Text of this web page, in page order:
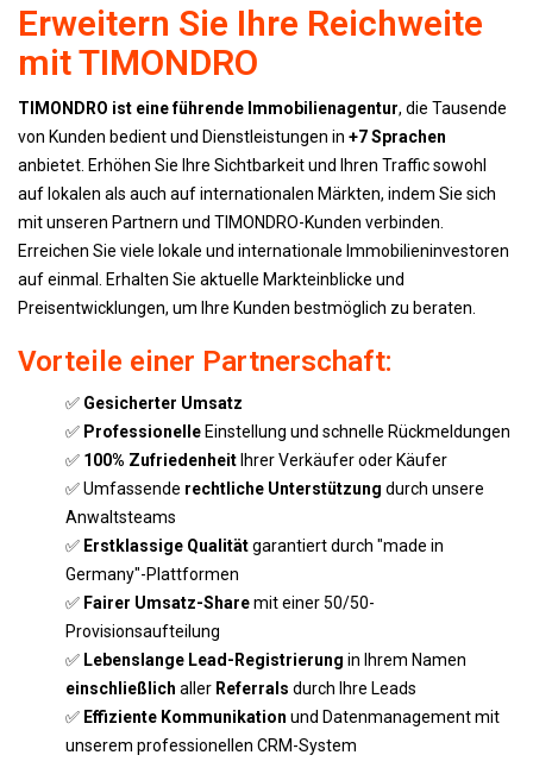
Erweitern Sie Ihre Reichweite
mit TIMONDRO
TIMONDRO ist eine führende Immobilienagentur, die Tausende
von Kunden bedient und Dienstleistungen in +7 Sprachen
anbietet. Erhöhen Sie Ihre Sichtbarkeit und Ihren Traffic sowohl
auf lokalen als auch auf internationalen Märkten, indem Sie sich
mit unseren Partnern und TIMONDRO-Kunden verbinden.
Erreichen Sie viele lokale und internationale Immobilieninvestoren
auf einmal. Erhalten Sie aktuelle Markteinblicke und
Preisentwicklungen, um Ihre Kunden bestmöglich zu beraten.
Vorteile einer Partnerschaft:
✅ Gesicherter Umsatz
✅ ProfessionelleEinstellung und schnelle Rückmeldungen
✅ 100% ZufriedenheitIhrer Verkäufer oder Käufer
✅ Umfassende rechtliche Unterstützung durch unsere
Anwaltsteams
✅ Erstklassige Qualitätgarantiert durch "made in
Germany"-Plattformen
✅ Fairer Umsatz-Sharemit einer 50/50-
Provisionsaufteilung
✅ Lebenslange Lead-Registrierung in Ihrem Namen
einschließlich aller Referrals durch Ihre Leads
✅ Effiziente Kommunikation und Datenmanagement mit
unserem professionellen CRM-System